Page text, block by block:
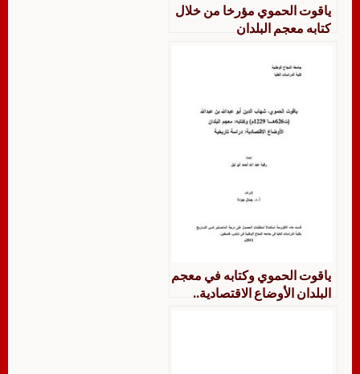
ياقوت الحموي مؤرخا من خلال
كتابه معجم البلدان
ياقوت الحموي وكتابه في معجم
البلدان الأوضاع الاقتصادية..